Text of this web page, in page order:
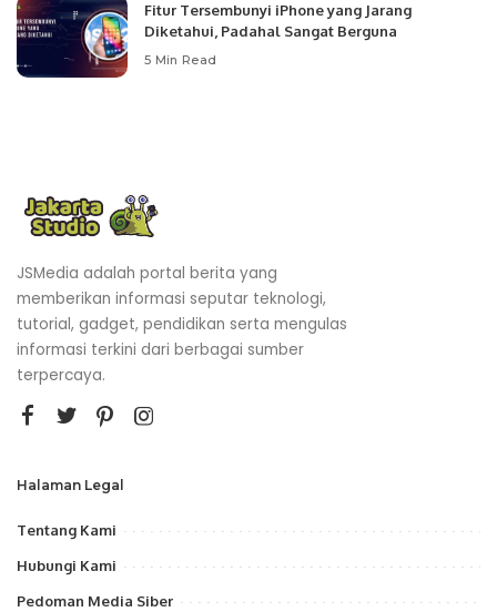
Fitur Tersembunyi iPhone yang Jarang
Diketahui, Padahal Sangat Berguna
5 Min Read
JSMedia adalah portal berita yang
memberikan informasi seputar teknologi,
tutorial, gadget, pendidikan serta mengulas
informasi terkini dari berbagai sumber
terpercaya.
Halaman Legal
Tentang Kami
Hubungi Kami
Pedoman Media Siber